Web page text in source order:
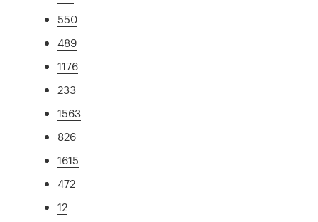
550
489
1176
233
1563
826
1615
472
12